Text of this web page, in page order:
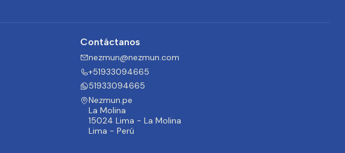
Contáctanos
nezmun@nezmun.com
+51933094665
51933094665
Nezmun.pe
La Molina
15024 Lima - La Molina
Lima - Perú